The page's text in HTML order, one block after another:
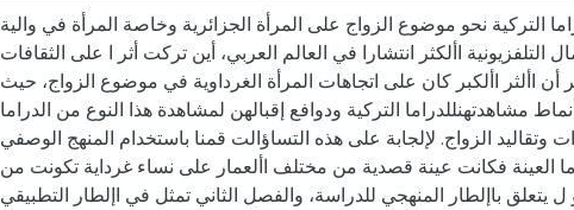
التركية نحو موضوع الزواج على المرأة الجزائرية وخاصة المرأة في والية
التلفزيونية األكثر انتشارا في العالم العربي، أين تركت أثر ا على الثقافات
األثر األكبر كان على اتجاهات المرأة الغرداوية في موضوع الزواج، حيث
التركية ودوافع إقبالهن لمشاهدة هذا النوع من الدراما
الزواج. لإلجابة على هذه التساؤالت قمنا باستخدام المنهج الوصفي
العينة فكانت عينة قصدية من مختلف األعمار على نساء غرداية تكونت من
يتعلق باإلطار المنهجي للدراسة، والفصل الثاني تمثل في اإلطار التطبيقي